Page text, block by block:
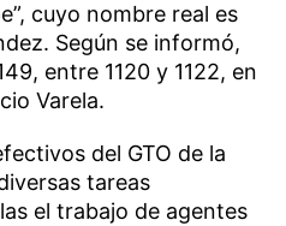
cuyo nombre real es
Según se informó,
entre 1120 y 1122, en
Varela.
del GTO de la
tareas
el trabajo de agentes